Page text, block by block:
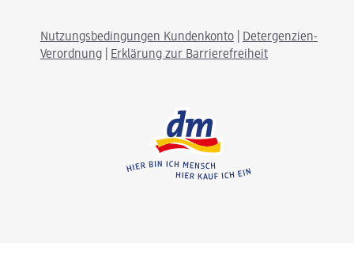
Nutzungsbedingungen Kundenkonto
Detergenzien-
Verordnung
Erklärung zur Barrierefreiheit